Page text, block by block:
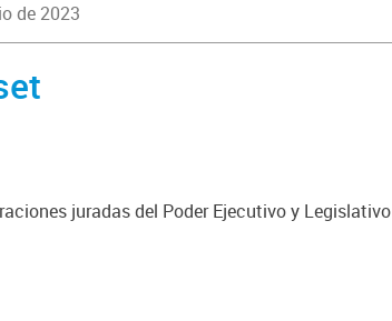
de 2023
juradas del Poder Ejecutivo y Legislativo